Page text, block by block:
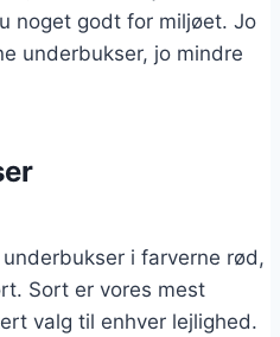
noget godt for miljøet. Jo
underbukser, jo mindre
i farverne rød,
Sort er vores mest
valg til enhver lejlighed.